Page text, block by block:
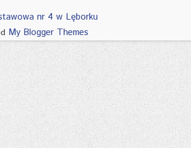
nr 4 w Lęborku
My Blogger Themes